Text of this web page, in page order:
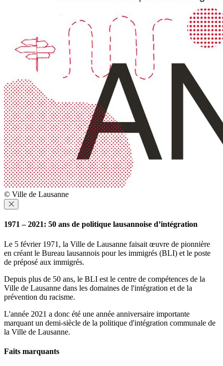
© Ville de Lausanne
1971 – 2021: 50 ans de politique lausannoise d’intégration
Le 5 février 1971, la Ville de Lausanne faisait œuvre de pionnière
en créant le Bureau lausannois pour les immigrés (BLI) et le poste
de préposé aux immigrés.
Depuis plus de 50 ans, le BLI est le centre de compétences de la
Ville de Lausanne dans les domaines de l'intégration et de la
prévention du racisme.
L'année 2021 a donc été une année anniversaire importante
marquant un demi-siècle de la politique d'intégration communale de
la Ville de Lausanne.
Faits marquants